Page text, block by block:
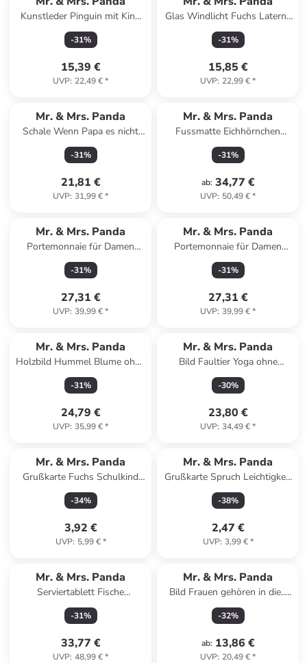
Kunstleder Pinguin mit Kind
ohne Spruch in Blau Pastell
-31%
15,39 €
UVP: 22,49 €*
Glas Windlicht Fuchs Laterne
ohne Spruch in Transparent
-31%
15,85 €
UVP: 22,99 €*
Mr. & Mrs. Panda
Schale Wenn Papa es nicht
reparieren kann, sind... in Weiß
-31%
21,81 €
UVP: 31,99 €*
Mr. & Mrs. Panda
Fussmatte Eichhörnchen
Blume ohne Spruch in
Schwarz
-31%
ab: 34,77 €
UVP: 50,49 €*
Mr. & Mrs. Panda
Portemonnaie für Damen
Erdmännchen ohne Spruch in
Weiß
-31%
27,31 €
UVP: 39,99 €*
Mr. & Mrs. Panda
Portemonnaie für Damen
Pinguin Diät mit Spruch in
Weiß
-31%
27,31 €
UVP: 39,99 €*
Mr. & Mrs. Panda
Holzbild Hummel Blume ohne
Spruch in Weiß
-31%
24,79 €
UVP: 35,99 €*
Mr. & Mrs. Panda
Bild Faultier Yoga ohne
Spruch in Tropengrün
-30%
23,80 €
UVP: 34,49 €*
Mr. & Mrs. Panda
Grußkarte Fuchs Schulkind
mit Spruch in Weiß
-34%
3,92 €
UVP: 5,99 €*
Mr. & Mrs. Panda
Grußkarte Spruch Leichtigkeit
für Profis mit Sp... in Weiß
-38%
2,47 €
UVP: 3,99 €*
Mr. & Mrs. Panda
Serviertablett Fische
Astrologie Design ohne Sp...
in Weiß
-31%
33,77 €
UVP: 48,99 €*
Mr. & Mrs. Panda
Bild Frauen gehören in die...
mit Spruch in Weiß
-32%
ab: 13,86 €
UVP: 20,49 €*